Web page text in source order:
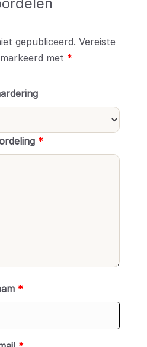
gepubliceerd. Vereiste
met *
*
*